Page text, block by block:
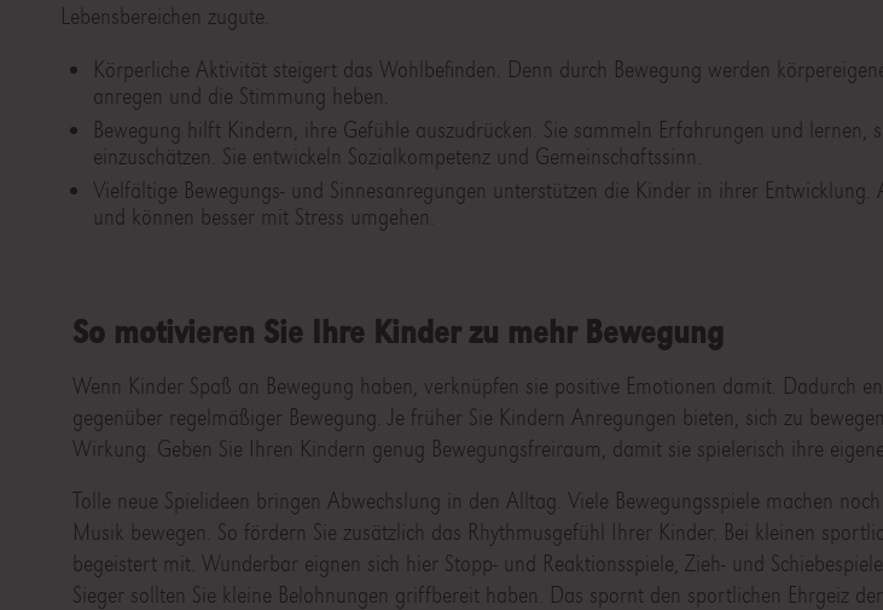
Lebensbereichen zugute.
Körperliche Aktivität steigert das Wohlbefinden. Denn durch Bewegung werden
anregen und die Stimmung heben.
Bewegung hilft Kindern, ihre Gefühle auszudrücken. Sie sammeln Erfahrungen und lernen,
einzuschätzen. Sie entwickeln Sozialkompetenz und Gemeinschaftssinn.
Vielfältige Bewegungs- und Sinnesanregungen unterstützen die Kinder in ihrer
und können besser mit Stress umgehen.
So motivieren Sie Ihre Kinder zu mehr Bewegung
Wenn Kinder Spaß an Bewegung haben, verknüpfen sie positive Emotionen damit. Dadurch
gegenüber regelmäßiger Bewegung. Je früher Sie Kindern Anregungen bieten, sich zu
Wirkung. Geben Sie Ihren Kindern genug Bewegungsfreiraum, damit sie spielerisch ihre
Tolle neue Spielideen bringen Abwechslung in den Alltag. Viele Bewegungsspiele machen
Musik bewegen. So fördern Sie zusätzlich das Rhythmusgefühl Ihrer Kinder. Bei kleinen
begeistert mit. Wunderbar eignen sich hier Stopp- und Reaktionsspiele, Zieh- und
Sieger sollten Sie kleine Belohnungen griffbereit haben. Das spornt den sportlichen Ehrgeiz